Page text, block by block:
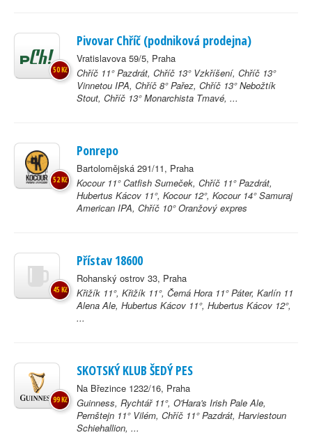
Pivovar Chříč (podniková prodejna)
Vratislavova 59/5, Praha
Chříč 11° Pazdrát, Chříč 13° Vzkříšení, Chříč 13°
Vinnetou IPA, Chříč 8° Pařez, Chříč 13° Nebožtík
Stout, Chříč 13° Monarchista Tmavé, ...
50 Kč
Ponrepo
Bartolomějská 291/11, Praha
Kocour 11° Catfish Sumeček, Chříč 11° Pazdrát,
Hubertus Kácov 11°, Kocour 12°, Kocour 14° Samuraj
American IPA, Chříč 10° Oranžový expres
52 Kč
Přístav 18600
Rohanský ostrov 33, Praha
Křižík 11°, Křižík 11°, Černá Hora 11° Páter, Karlín 11
Alena Ale, Hubertus Kácov 11°, Hubertus Kácov 12°,
...
45 Kč
SKOTSKÝ KLUB ŠEDÝ PES
Na Březince 1232/16, Praha
Guinness, Rychtář 11°, O'Hara's Irish Pale Ale,
Pernštejn 11° Vilém, Chříč 11° Pazdrát, Harviestoun
Schiehallion, ...
99 Kč